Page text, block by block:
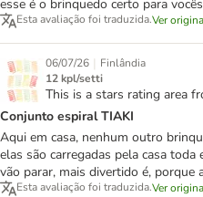
esse é o brinquedo certo para
Esta avaliação foi traduzida.Ver
06/07/26 | Finlândia
12 kpl/setti
This is a stars rating area
Conjunto espiral TIAKI
Aqui em casa, nenhum outro
elas são carregadas pela casa
vão parar, mais divertido é, porque
Esta avaliação foi traduzida.Ver